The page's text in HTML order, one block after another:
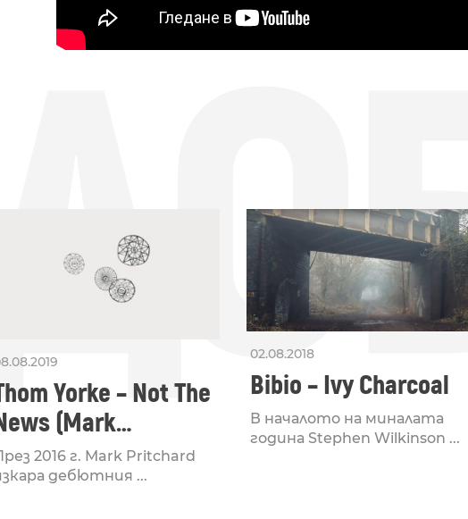
Yorke – Not The
(Mark
Remix)
2016 г. Mark Pritchard
дебютния ...
02.08.2018
Bibio – Ivy Charcoal
В началото на миналата
година Stephen Wilkinson ...